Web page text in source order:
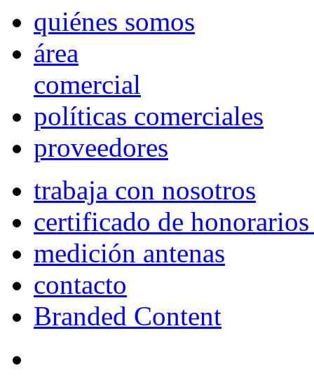
quiénes somos
área
comercial
políticas comerciales
proveedores
trabaja con nosotros
certificado de
medición antenas
contacto
Branded Content